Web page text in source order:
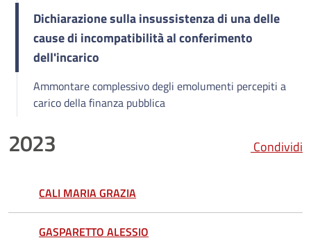
Dichiarazione sulla insussistenza di una delle
cause di incompatibilità al conferimento
dell'incarico
Ammontare complessivo degli emolumenti percepiti a
carico della finanza pubblica
2023 Condividi
CALI MARIA GRAZIA
GASPARETTO ALESSIO